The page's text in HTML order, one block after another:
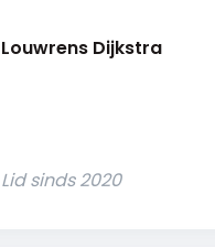
Louwrens Dijkstra
Lid sinds 2020